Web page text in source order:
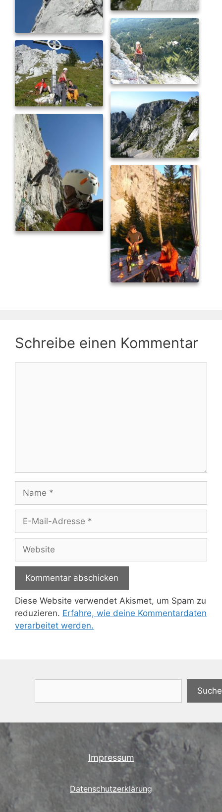
Schreibe einen Kommentar
Mail-
Adresse
Diese Website verwendet Akismet, um Spam zu
reduzieren. Erfahre, wie deine Kommentardaten
verarbeitet werden.
Impressum
Datenschutzerklärung